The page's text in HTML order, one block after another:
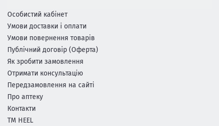
Особистий кабінет
Умови доставки і оплати
Умови повернення товарів
Публічний договір (Оферта)
Як зробити замовлення
Отримати консультацію
Передзамовлення на сайті
Про аптеку
Контакти
ТМ HEEL